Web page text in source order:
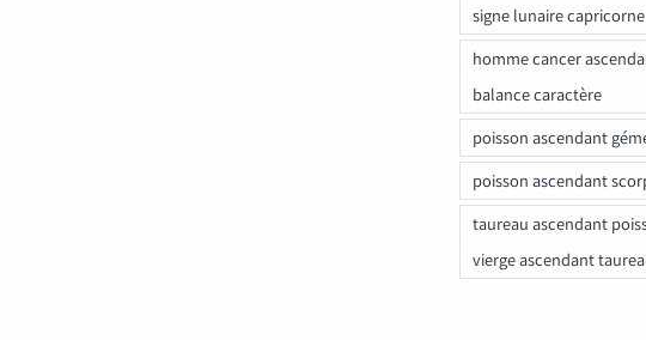
signe lunaire capricorne
homme cancer
balance caractère
poisson ascendant
poisson ascendant
taureau ascendant
vierge ascendant